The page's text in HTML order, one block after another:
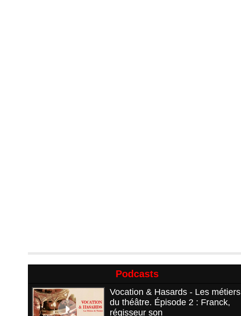
Podcasts
Vocation & Hasards - Les métiers
du théâtre. Épisode 2 : Franck,
régisseur son